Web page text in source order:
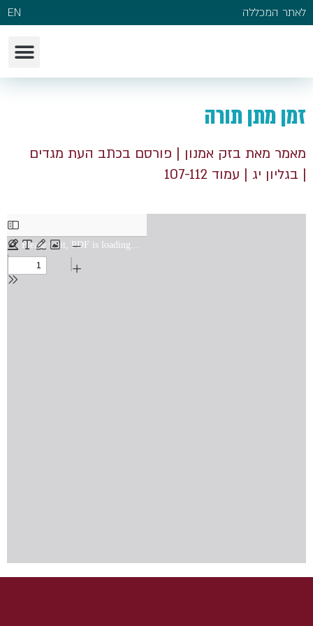
לאתר המכללה EN
זמן מתן תורה
מאמר מאת בזק אמנון | פורסם בכתב העת מגדים
| בגליון יג | עמוד 107-112